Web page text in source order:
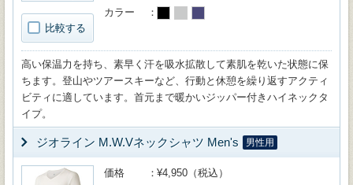
比較する
カラー
高い保温力を持ち、素早く汗を吸水拡散して素肌を乾いた状態に保
ちます。登山やツアースキーなど、行動と休憩を繰り返すアクティ
ビティに適しています。首元まで暖かいジッパー付きハイネックタ
イプ。
ジオライン M.W.Vネックシャツ Men's 男性用
価格
¥4,950（税込）